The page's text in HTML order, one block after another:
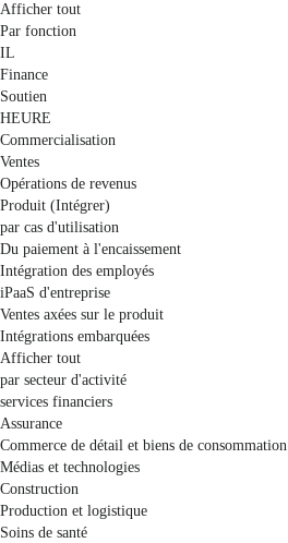
Afficher tout
Par fonction
IL
Finance
Soutien
HEURE
Commercialisation
Ventes
Opérations de revenus
Produit (Intégrer)
par cas d'utilisation
Du paiement à l'encaissement
Intégration des employés
iPaaS d'entreprise
Ventes axées sur le produit
Intégrations embarquées
Afficher tout
par secteur d'activité
services financiers
Assurance
Commerce de détail et biens de consommation
Médias et technologies
Construction
Production et logistique
Soins de santé